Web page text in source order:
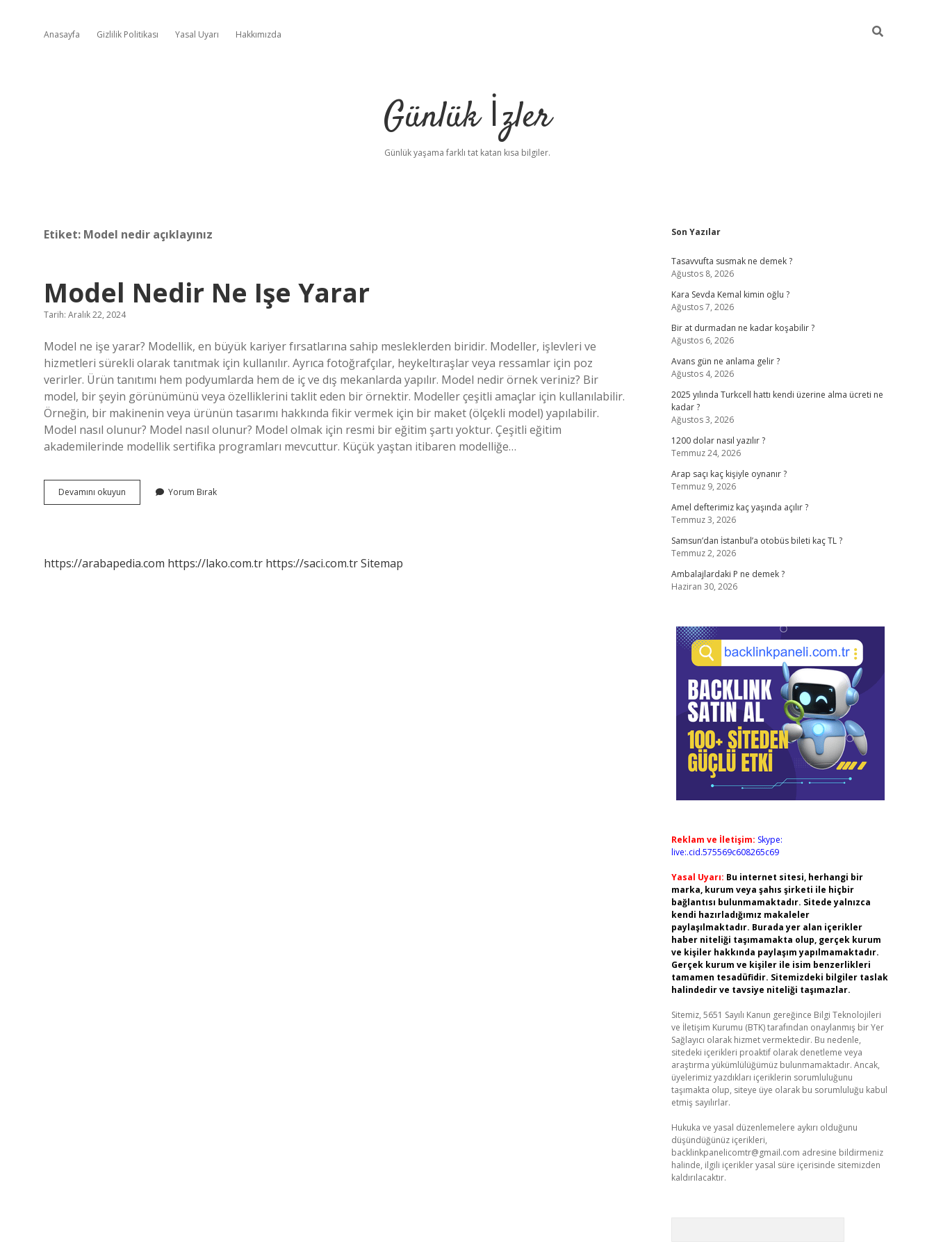
Anasayfa Gizlilik Politikası Yasal Uyarı Hakkımızda
Günlük İzler
Günlük yaşama farklı tat katan kısa bilgiler.
Etiket: Model nedir açıklayınız
Model Nedir Ne Işe Yarar
Tarih: Aralık 22, 2024
Model ne işe yarar? Modellik, en büyük kariyer fırsatlarına sahip mesleklerden biridir. Modeller, işlevleri ve
hizmetleri sürekli olarak tanıtmak için kullanılır. Ayrıca fotoğrafçılar, heykeltıraşlar veya ressamlar için poz
verirler. Ürün tanıtımı hem podyumlarda hem de iç ve dış mekanlarda yapılır. Model nedir örnek veriniz? Bir
model, bir şeyin görünümünü veya özelliklerini taklit eden bir örnektir. Modeller çeşitli amaçlar için kullanılabilir.
Örneğin, bir makinenin veya ürünün tasarımı hakkında fikir vermek için bir maket (ölçekli model) yapılabilir.
Model nasıl olunur? Model nasıl olunur? Model olmak için resmi bir eğitim şartı yoktur. Çeşitli eğitim
akademilerinde modellik sertifika programları mevcuttur. Küçük yaştan itibaren modelliğe…
Devamını okuyun
Nedir
Yorum Bırak
https://arabapedia.com https://lako.com.tr https://saci.com.trSitemap
Sidebar
Son Yazılar
Tasavvufta susmak ne demek ?
Ağustos 8, 2026
Kara Sevda Kemal kimin oğlu ?
Ağustos 7, 2026
Bir at durmadan ne kadar koşabilir ?
Ağustos 6, 2026
Avans gün ne anlama gelir ?
Ağustos 4, 2026
2025 yılında Turkcell hattı kendi üzerine alma ücreti ne
kadar ?
Ağustos 3, 2026
1200 dolar nasıl yazılır ?
Temmuz 24, 2026
Arap saçı kaç kişiyle oynanır ?
Temmuz 9, 2026
Amel defterimiz kaç yaşında açılır ?
Temmuz 3, 2026
Samsun’dan İstanbul’a otobüs bileti kaç TL ?
Temmuz 2, 2026
Ambalajlardaki P ne demek ?
Haziran 30, 2026
Reklam ve İletişim: Skype:
live:.cid.575569c608265c69
Yasal Uyarı: Bu internet sitesi, herhangi bir
marka, kurum veya şahıs şirketi ile hiçbir
bağlantısı bulunmamaktadır. Sitede yalnızca
kendi hazırladığımız makaleler
paylaşılmaktadır. Burada yer alan içerikler
haber niteliği taşımamakta olup, gerçek kurum
ve kişiler hakkında paylaşım yapılmamaktadır.
Gerçek kurum ve kişiler ile isim benzerlikleri
tamamen tesadüfidir. Sitemizdeki bilgiler taslak
halindedir ve tavsiye niteliği taşımazlar.
Sitemiz, 5651 Sayılı Kanun gereğince Bilgi Teknolojileri
ve İletişim Kurumu (BTK) tarafından onaylanmış bir Yer
Sağlayıcı olarak hizmet vermektedir. Bu nedenle,
sitedeki içerikleri proaktif olarak denetleme veya
araştırma yükümlülüğümüz bulunmamaktadır. Ancak,
üyelerimiz yazdıkları içeriklerin sorumluluğunu
taşımakta olup, siteye üye olarak bu sorumluluğu kabul
etmiş sayılırlar.
Hukuka ve yasal düzenlemelere aykırı olduğunu
düşündüğünüz içerikleri,
backlinkpanelicomtr@gmail.com adresine bildirmeniz
halinde, ilgili içerikler yasal süre içerisinde sitemizden
kaldırılacaktır.